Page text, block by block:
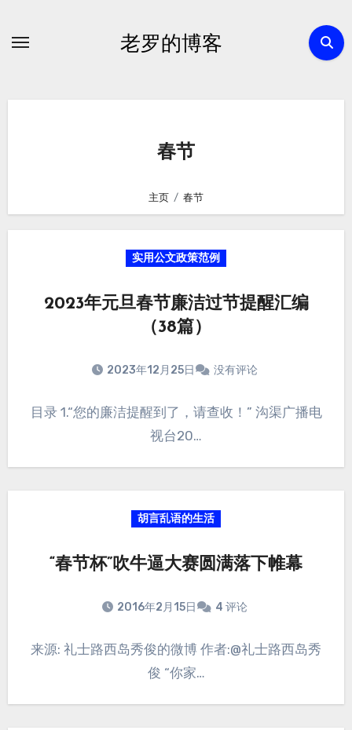
老罗的博客
春节
主页 春节
实用公文政策范例
2023年元旦春节廉洁过节提醒汇编
（38篇）
2023年12月25日 没有评论
目录 1.“您的廉洁提醒到了，请查收！” 沟渠广播电
视台20…
胡言乱语的生活
“春节杯”吹牛逼大赛圆满落下帷幕
2016年2月15日 4 评论
来源: 礼士路西岛秀俊的微博 作者:@礼士路西岛秀
俊 “你家…